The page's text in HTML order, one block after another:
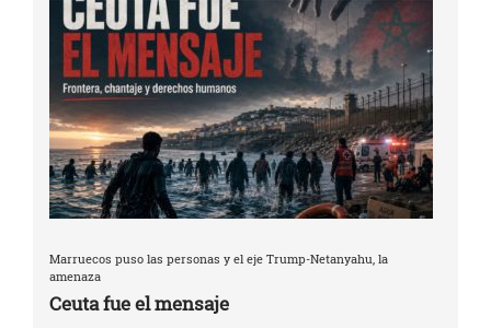
Marruecos puso las personas y el eje Trump-Netanyahu, la
amenaza
Ceuta fue el mensaje